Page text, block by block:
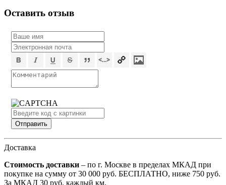
Оставить отзыв
Доставка
Стоимость доставки – по г. Москве в пределах МКАД при
покупке на сумму от 30 000 руб. БЕСПЛАТНО, ниже 750 руб.
За МКАД 30 руб. каждый км.